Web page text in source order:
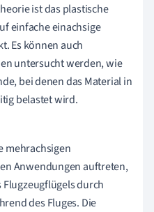
ist das plastische
einfache einachsige
Es können auch
untersucht werden, wie
bei denen das Material in
belastet wird.
mehrachsigen
Anwendungen auftreten,
durch
des Fluges. Die